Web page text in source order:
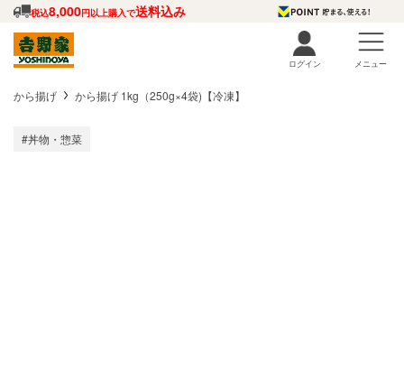
税込8,000円以上購入で送料込み
ログイン メニュー
から揚げ から揚げ 1kg（250g×4袋)【冷凍】
#丼物・惣菜